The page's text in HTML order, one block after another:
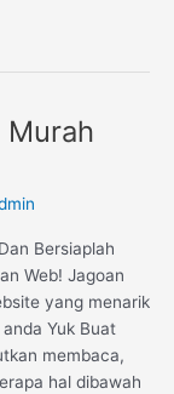
Murah
Bersiaplah
Web! Jagoan
yang menarik
Yuk Buat
membaca,
hal dibawah